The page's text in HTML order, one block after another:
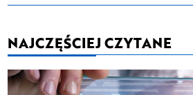
NAJCZĘŚCIEJ CZYTANE